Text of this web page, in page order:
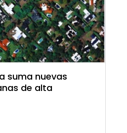
suma nuevas
de alta